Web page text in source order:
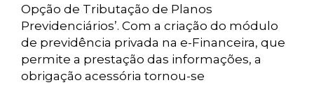
Opção de Tributação de Planos
Previdenciários’. Com a criação do módulo
de previdência privada na e-Financeira, que
permite a prestação das informações, a
obrigação acessória tornou-se